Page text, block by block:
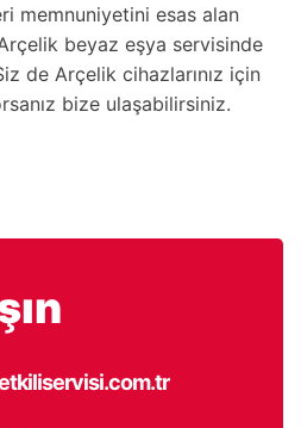
memnuniyetini esas alan
beyaz eşya servisinde
de Arçelik cihazlarınız için
bize ulaşabilirsiniz.